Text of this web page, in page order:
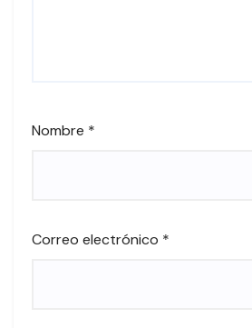
Nombre *
Correo electrónico *